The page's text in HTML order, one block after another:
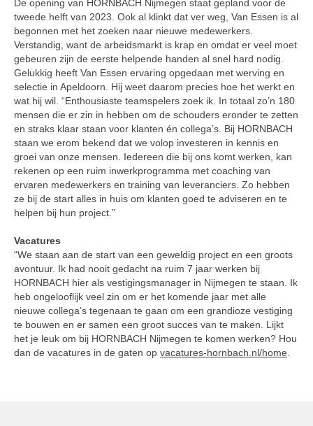
De opening van HORNBACH Nijmegen staat gepland voor de
tweede helft van 2023. Ook al klinkt dat ver weg, Van Essen is al
begonnen met het zoeken naar nieuwe medewerkers.
Verstandig, want de arbeidsmarkt is krap en omdat er veel moet
gebeuren zijn de eerste helpende handen al snel hard nodig.
Gelukkig heeft Van Essen ervaring opgedaan met werving en
selectie in Apeldoorn. Hij weet daarom precies hoe het werkt en
wat hij wil. “Enthousiaste teamspelers zoek ik. In totaal zo’n 180
mensen die er zin in hebben om de schouders eronder te zetten
en straks klaar staan voor klanten én collega’s. Bij HORNBACH
staan we erom bekend dat we volop investeren in kennis en
groei van onze mensen. Iedereen die bij ons komt werken, kan
rekenen op een ruim inwerkprogramma met coaching van
ervaren medewerkers en training van leveranciers. Zo hebben
ze bij de start alles in huis om klanten goed te adviseren en te
helpen bij hun project.”
Vacatures
“We staan aan de start van een geweldig project en een groots
avontuur. Ik had nooit gedacht na ruim 7 jaar werken bij
HORNBACH hier als vestigingsmanager in Nijmegen te staan. Ik
heb ongelooflijk veel zin om er het komende jaar met alle
nieuwe collega’s tegenaan te gaan om een grandioze vestiging
te bouwen en er samen een groot succes van te maken. Lijkt
het je leuk om bij HORNBACH Nijmegen te komen werken? Hou
dan de vacatures in de gaten op vacatures-hornbach.nl/home